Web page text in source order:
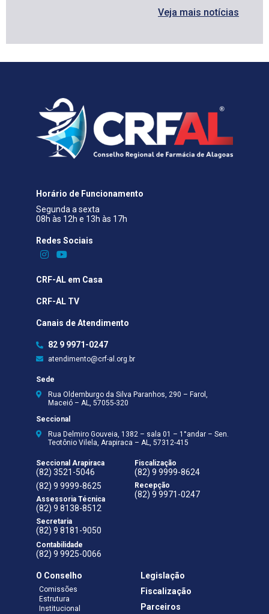
Veja mais notícias
Horário de Funcionamento
Segunda a sexta
08h às 12h e 13h às 17h
Redes Sociais​
CRF-AL em Casa
CRF-AL TV
Canais de Atendimento
82 9 9971-0247
atendimento@crf-al.org.br
Sede
Rua Oldemburgo da Silva Paranhos, 290 – Farol,
Maceió – AL, 57055-320
Seccional
Rua Delmiro Gouveia, 1382 – sala 01 – 1°andar – Sen.
Teotônio Vilela, Arapiraca – AL, 57312-415
Seccional Arapiraca
(82) 3521-5046
(82) 9 9999-8625
Assessoria Técnica
(82) 9 8138-8512
Secretaria
(82) 9 8181-9050
Contabilidade
(82) 9 9925-0066
Fiscalização
(82) 9 9999-8624
Recepção
(82) 9 9971-0247
O Conselho
Comissões
Estrutura
Institucional
Legislação
Fiscalização
Parceiros